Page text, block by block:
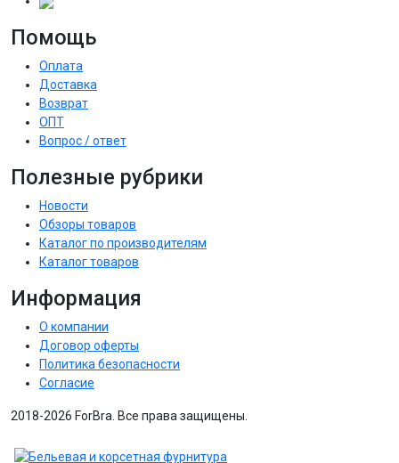
Помощь
Оплата
Доставка
Возврат
ОПТ
Вопрос / ответ
Полезные рубрики
Новости
Обзоры товаров
Каталог по производителям
Каталог товаров
Информация
О компании
Договор оферты
Политика безопасности
Согласие
2018-2026 ForBra. Все права защищены.